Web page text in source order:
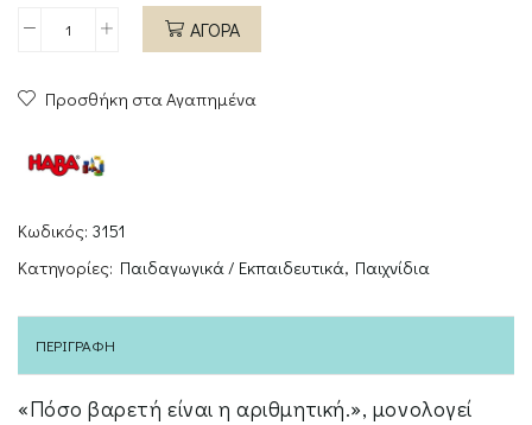
Haba
Bear
to
ποσότητα
ΑΓΟΡΑ
Προσθήκη στα Αγαπημένα
Κωδικός: 3151
Κατηγορίες: Παιδαγωγικά / Εκπαιδευτικά, Παιχνίδια
ΠΕΡΙΓΡΑΦΉ
«Πόσο βαρετή είναι η αριθμητική.», μονολογεί